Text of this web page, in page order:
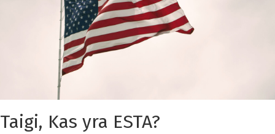
Taigi, Kas yra ESTA?